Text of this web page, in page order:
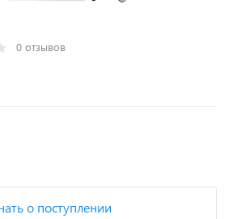
0 отзывов
о поступлении